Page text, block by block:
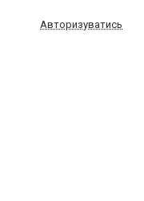
Авторизуватись